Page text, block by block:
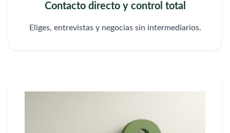
Contacto directo y control total
Eliges, entrevistas y negocias sin intermediarios.